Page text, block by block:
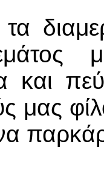
και
μας